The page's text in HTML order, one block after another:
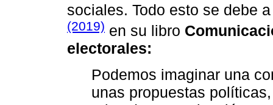
sociales. Todo esto se debe
(2019) en su libro
electorales:
Podemos imaginar una
unas propuestas